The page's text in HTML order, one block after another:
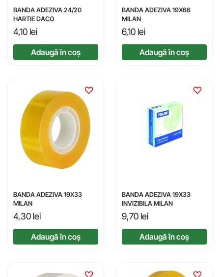
BANDA ADEZIVA 24/20
HARTIE DACO
4,10 lei
Adaugă în coș
BANDA ADEZIVA 19X66
MILAN
6,10 lei
Adaugă în coș
BANDA ADEZIVA 19X33
MILAN
4,30 lei
Adaugă în coș
BANDA ADEZIVA 19X33
INVIZIBILA MILAN
9,70 lei
Adaugă în coș